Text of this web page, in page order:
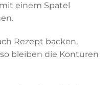
einem Spatel
Rezept backen,
bleiben die Konturen